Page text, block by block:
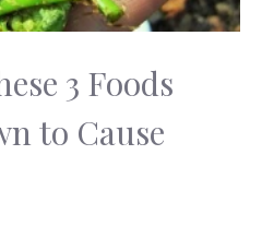
3 Foods
to Cause